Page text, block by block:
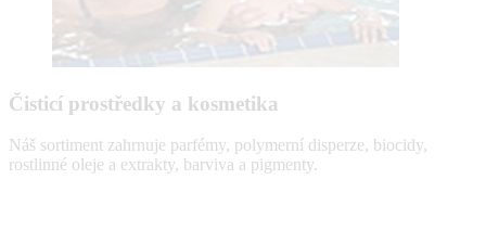
Čisticí prostředky a kosmetika
Náš sortiment zahrnuje parfémy, polymerní disperze, biocidy,
rostlinné oleje a extrakty, barviva a pigmenty.